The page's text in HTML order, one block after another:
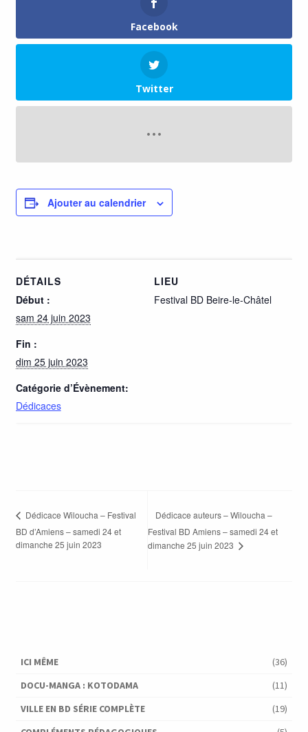
Facebook
Twitter
Ajouter au calendrier
DÉTAILS
Début :
sam 24 juin 2023
Fin :
dim 25 juin 2023
Catégorie d’Évènement:
Dédicaces
LIEU
Festival BD Beire-le-Châtel
Dédicace Wiloucha – Festival
BD d’Amiens – samedi 24 et
dimanche 25 juin 2023
Dédicace auteurs – Wiloucha –
Festival BD Amiens – samedi 24 et
dimanche 25 juin 2023
ICI MÊME
(36)
DOCU-MANGA : KOTODAMA
(11)
VILLE EN BD SÉRIE COMPLÈTE
(19)